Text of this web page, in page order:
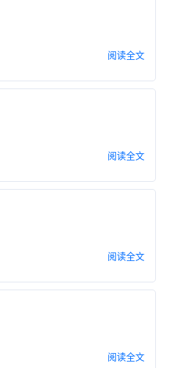
阅读全文
阅读全文
阅读全文
阅读全文